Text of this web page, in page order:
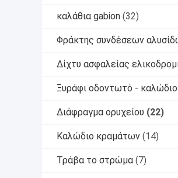
καλάθια gabion (32)
Φράκτης συνδέσεων
Δίχτυ ασφαλείας
Ξυράφι οδοντωτό - καλώδιο
Διάφραγμα ορυχείου (22)
Καλώδιο κραμάτων (14)
Τράβα το στρώμα (7)